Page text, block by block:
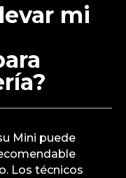
mi
Mini puede
Los técnicos